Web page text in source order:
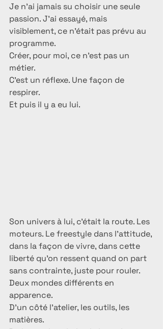
Je n’ai jamais su choisir une seule
passion. J’ai essayé, mais
visiblement, ce n’était pas prévu au
programme.
Créer, pour moi, ce n’est pas un
métier.
C’est un réflexe. Une façon de
respirer.
Et puis il y a eu lui.
Son univers à lui, c’était la route. Les
moteurs. Le freestyle dans l’attitude,
dans la façon de vivre, dans cette
liberté qu’on ressent quand on part
sans contrainte, juste pour rouler.
Deux mondes différents en
apparence.
D’un côté l’atelier, les outils, les
matières.